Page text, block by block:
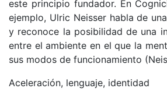
este principio fundador. En
ejemplo, Ulric Neisser habla de
y reconoce la posibilidad de una
entre el ambiente en el que la
sus modos de funcionamiento
Aceleración, lenguaje, identidad